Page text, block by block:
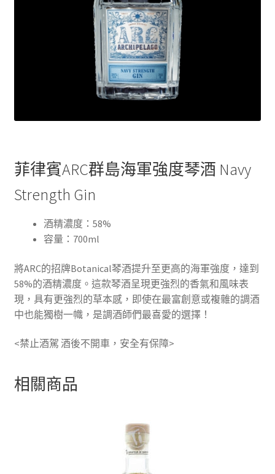
菲律賓ARC群島海軍強度琴酒 Navy
Strength Gin
酒精濃度：58%
容量：700ml
將ARC的招牌Botanical琴酒提升至更高的海軍強度，達到
58%的酒精濃度。這款琴酒呈現更強烈的香氣和風味表
現，具有更強烈的草本感，即使在最富創意或複雜的調酒
中也能獨樹一幟，是調酒師們最喜愛的選擇！
<禁止酒駕 酒後不開車，安全有保障>
相關商品